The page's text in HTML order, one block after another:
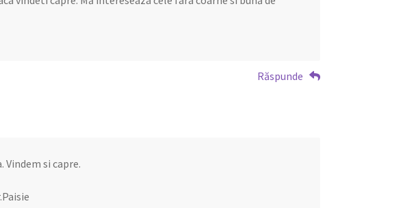
Răspunde
Vindem si capre.